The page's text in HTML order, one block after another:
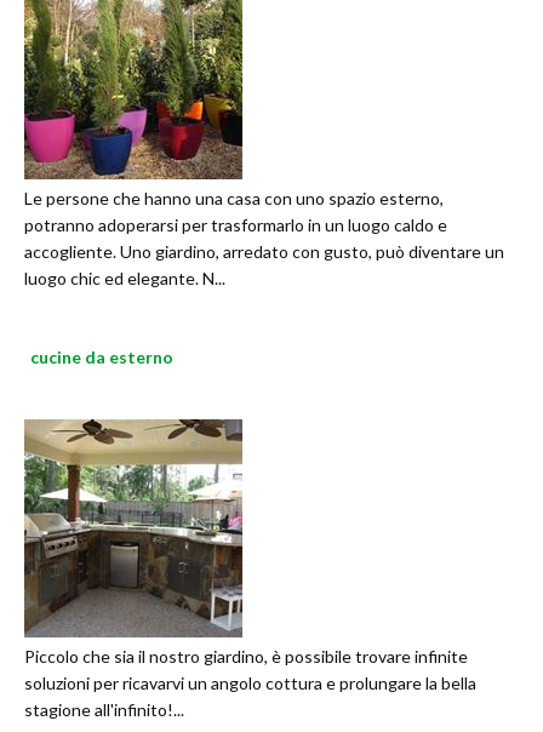
Le persone che hanno una casa con uno spazio esterno,
potranno adoperarsi per trasformarlo in un luogo caldo e
accogliente. Uno giardino, arredato con gusto, può diventare un
luogo chic ed elegante. N...
cucine da esterno
Piccolo che sia il nostro giardino, è possibile trovare infinite
soluzioni per ricavarvi un angolo cottura e prolungare la bella
stagione all'infinito!...